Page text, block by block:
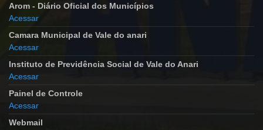
Arom - Diário Oficial dos Municípios
Acessar
Camara Municipal de Vale do anari
Acessar
Instituto de Previdência Social de Vale do Anari
Acessar
Painel de Controle
Acessar
Webmail